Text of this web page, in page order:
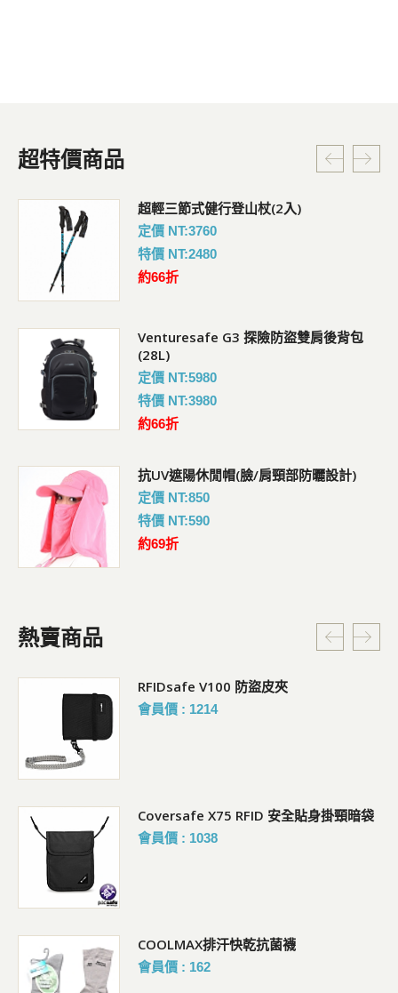
超特價商品
超輕三節式健行登山杖(2入)
定價 NT:3760
特價 NT:2480
約66折
Venturesafe G3 探險防盜雙肩後背包
(28L)
定價 NT:5980
特價 NT:3980
約66折
抗UV遮陽休閒帽(臉/肩頸部防曬設計)
定價 NT:850
特價 NT:590
約69折
熱賣商品
RFIDsafe V100 防盜皮夾
會員價 : 1214
Coversafe X75 RFID 安全貼身掛頸暗袋
會員價 : 1038
COOLMAX排汗快乾抗菌襪
會員價 : 162